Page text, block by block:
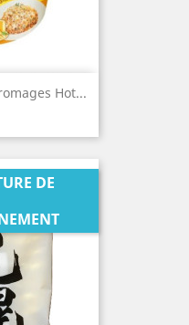
Hot...
DE